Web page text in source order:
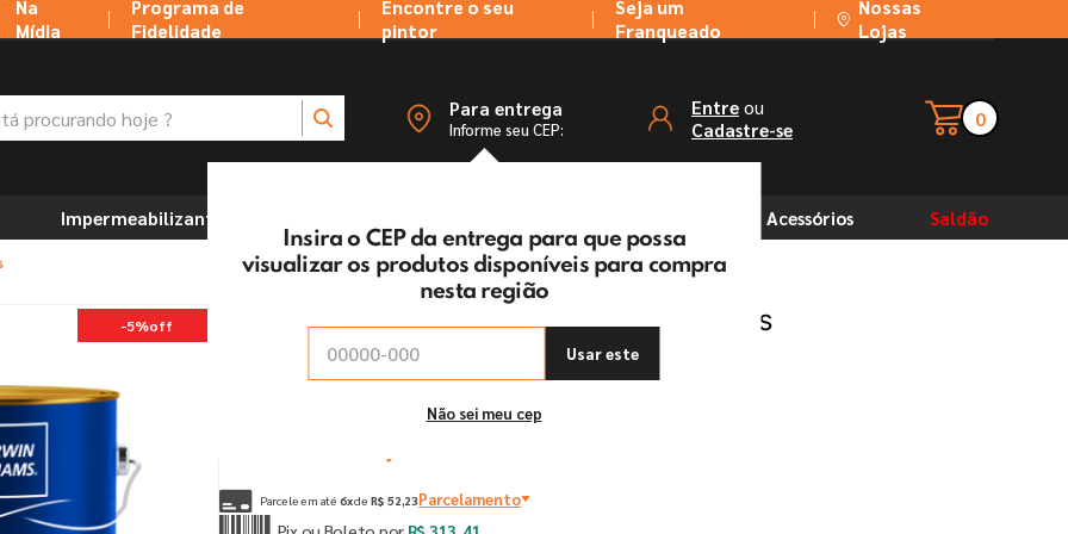
Na
Mídia
Programa de
Fidelidade
Encontre o seu
pintor
Seja um
Franqueado
Nossas
Lojas
Para entrega
Informe seu CEP:
Insira o CEP da entrega para que possa
visualizar os produtos disponíveis para compra
nesta região
Usar este
Não sei meu cep
Entre ou
Cadastre-se 0
Impermeabilizantes Acessórios Saldão
-5%off Restauração Selatrinca Sherwin Williams
Vendido e entregue por:Tintas MC Ltda
Parcele em até 6xde R$ 52,23Parcelamento